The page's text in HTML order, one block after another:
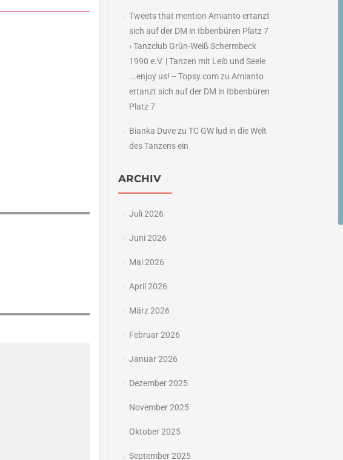
Tweets that mention Amianto ertanzt
sich auf der DM in Ibbenbüren Platz 7
‹ Tanzclub Grün-Weiß Schermbeck
1990 e.V. | Tanzen mit Leib und Seele
...enjoy us! -- Topsy.comzu Amianto
ertanzt sich auf der DM in Ibbenbüren
Platz 7
Bianka Duvezu TC GW lud in die Welt
des Tanzens ein
ARCHIV
Juli 2026
Juni 2026
Mai 2026
April 2026
März 2026
Februar 2026
Januar 2026
Dezember 2025
November 2025
Oktober 2025
September 2025